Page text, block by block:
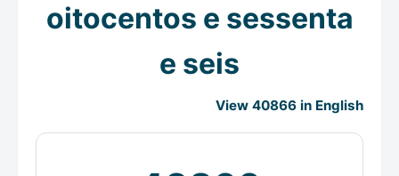
oitocentos e sessenta
e seis
View 40866 in English